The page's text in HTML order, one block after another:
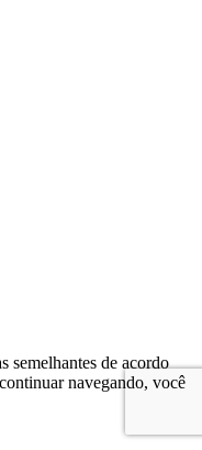
semelhantes de acordo
navegando, você